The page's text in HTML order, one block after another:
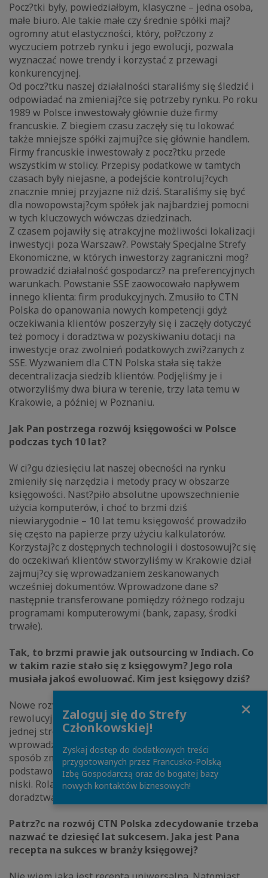
Pocz?tki były, powiedziałbym, klasyczne – jedna osoba,
małe biuro. Ale takie małe czy średnie spółki maj?
ogromny atut elastyczności, który, poł?czony z
wyczuciem potrzeb rynku i jego ewolucji, pozwala
wyznaczać nowe trendy i korzystać z przewagi
konkurencyjnej.
Od pocz?tku naszej działalności staraliśmy się śledzić i
odpowiadać na zmieniaj?ce się potrzeby rynku. Po roku
1989 w Polsce inwestowały głównie duże firmy
francuskie. Z biegiem czasu zaczęły się tu lokować
także mniejsze spółki zajmuj?ce się głównie handlem.
Firmy francuskie inwestowały z pocz?tku przede
wszystkim w stolicy. Przepisy podatkowe w tamtych
czasach były niejasne, a podejście kontroluj?cych
znacznie mniej przyjazne niż dziś. Staraliśmy się być
dla nowopowstaj?cym spółek jak najbardziej pomocni
w tych kluczowych wówczas dziedzinach.
Z czasem pojawiły się atrakcyjne możliwości lokalizacji
inwestycji poza Warszaw?. Powstały Specjalne Strefy
Ekonomiczne, w których inwestorzy zagraniczni mog?
prowadzić działalność gospodarcz? na preferencyjnych
warunkach. Powstanie SSE zaowocowało napływem
innego klienta: firm produkcyjnych. Zmusiło to CTN
Polska do opanowania nowych kompetencji gdyż
oczekiwania klientów poszerzyły się i zaczęły dotyczyć
też pomocy i doradztwa w pozyskiwaniu dotacji na
inwestycje oraz zwolnień podatkowych zwi?zanych z
SSE. Wyzwaniem dla CTN Polska stała się także
decentralizacja siedzib klientów. Podjęliśmy je i
otworzyliśmy dwa biura w terenie, trzy lata temu w
Krakowie, a później w Poznaniu.
Jak Pan postrzega rozwój księgowości w Polsce
podczas tych 10 lat?
W ci?gu dziesięciu lat naszej obecności na rynku
zmieniły się narzędzia i metody pracy w obszarze
księgowości. Nast?piło absolutne upowszechnienie
użycia komputerów, i choć to brzmi dziś
niewiarygodnie – 10 lat temu księgowość prowadziło
się często na papierze przy użyciu kalkulatorów.
Korzystaj?c z dostępnych technologii i dostosowuj?c się
do oczekiwań klientów stworzyliśmy w Krakowie dział
zajmuj?cy się wprowadzaniem zeskanowanych
wcześniej dokumentów. Wprowadzone dane s?
następnie transferowane pomiędzy różnego rodzaju
programami komputerowymi (bank, zapasy, środki
trwałe).
Tak, to brzmi prawie jak outsourcing w Indiach. Co
w takim razie stało się z księgowym? Jego rola
musiała jakoś ewoluować. Kim jest księgowy dziś?
Nowe rozwi?zania informatyczne w sposób wręcz
rewolucyjny podwyższyły jakość usług księgowych. Z
jednej strony pozwalaj? oszczędzić czas poświęcony na
wprowadzanie danych. Z drugiej w bardzo istotny
sposób zmniejszaj? ryzyko błędu. W efekcie koszt
podstawowej obsługi księgowej staje się relatywnie
niski. Rola księgowego ewoluuje więc w kierunku
doradztwa i stałego wsparcia.
Patrz?c na rozwój CTN Polska zdecydowanie trzeba
nazwać te dziesięć lat sukcesem. Jaka jest Pana
recepta na sukces w branży księgowej?
Zaloguj się do Strefy
Członkowskiej!
Zyskaj dostęp do dodatkowych treści
przygotowanych przez Francusko-Polską
Izbę Gospodarczą oraz do bogatej bazy
nowych kontaktów biznesowych!